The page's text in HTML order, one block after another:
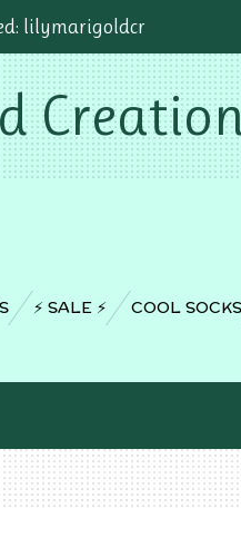
lilymarigoldcr
⚡️ SALE ⚡️ COOL SOCKS